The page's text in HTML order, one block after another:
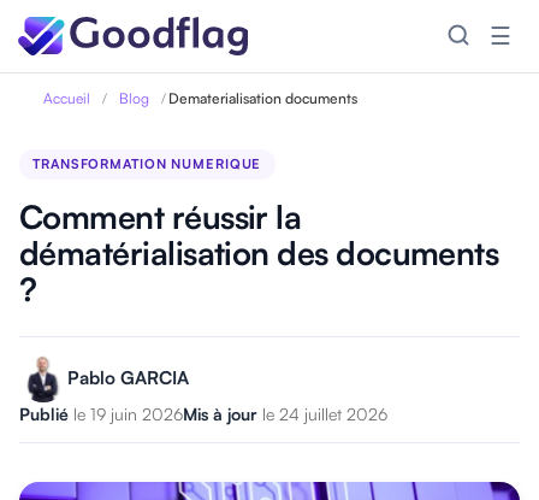
☰
Accueil / Blog / Dematerialisation documents
TRANSFORMATION NUMERIQUE
Comment réussir la
dématérialisation des documents
?
Pablo GARCIA
Publié le 19 juin 2026Mis à jour le 24 juillet 2026